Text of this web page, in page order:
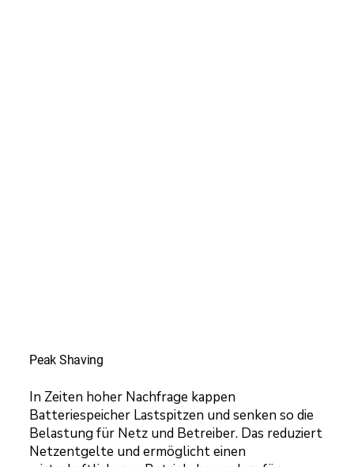
Peak Shaving
In Zeiten hoher Nachfrage kappen
Batteriespeicher Lastspitzen und senken so die
Belastung für Netz und Betreiber. Das reduziert
Netzentgelte und ermöglicht einen